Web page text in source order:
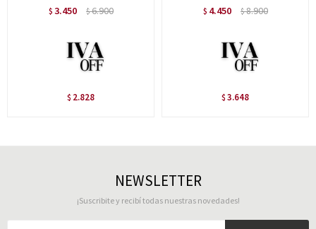
$ 3.450 $6.900
$ 2.828
$ 4.450 $8.900
$ 3.648
NEWSLETTER
¡Suscribite y recibí todas nuestras novedades!